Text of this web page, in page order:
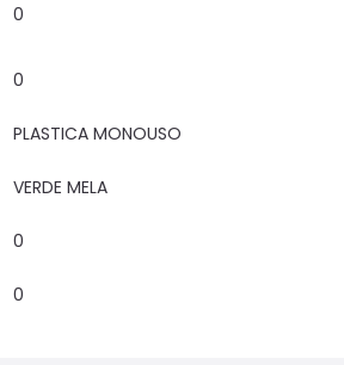
0
0
PLASTICA MONOUSO
VERDE MELA
0
0